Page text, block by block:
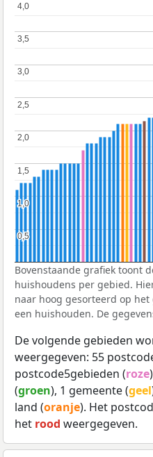
0,5
0,5
1,0
1,0
1,5
1,5
2,0
2,0
2,5
2,5
3,0
3,0
3,5
3,5
4,0
4,0
Bovenstaande grafiek toont
huishoudens per gebied.
naar hoog gesorteerd op
een huishouden. De
De volgende gebieden
weergegeven: 55
postcode5gebieden (roze
(groen), 1 gemeente (geel
land (oranje). Het
het rood weergegeven.